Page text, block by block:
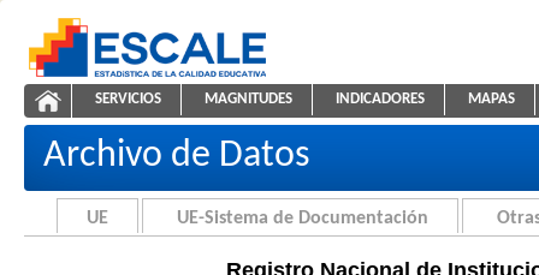
ESCALE - Unidad de Estadística Educativa
Registros EIB
NAVEGACIÓN
SERVICIOS MAGNITUDES INDICADORES MAPAS
Archivo de Datos
UE UE-Sistema de Documentación